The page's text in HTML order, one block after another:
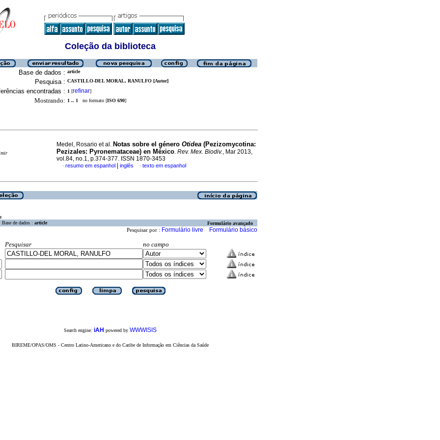
Coleção da biblioteca
Base de dados : article
Pesquisa : CASTILLO-DEL MORAL, RANULFO [Autor]
encontradas : 1 [refinar]
Mostrando: 1 .. 1 no formato [ISO 690]
Medel, Rosario et al. Notas sobre el género Otidea (Pezizomycotina:
Pezizales: Pyronemataceae) en México. Rev. Mex. Biodiv., Mar 2013,
vol.84, no.1, p.374-377. ISSN 1870-3453
· resumo em espanhol inglês · texto em espanhol
Base de dados : article Formulário avançado
Pesquisar por : Formulário livre Formulário básico
Pesquisar
no campo
Search engine: iAH powered by WWWISIS
BIREME/OPAS/OMS - Centro Latino-Americano e do Caribe de Informação em Ciências da Saúde